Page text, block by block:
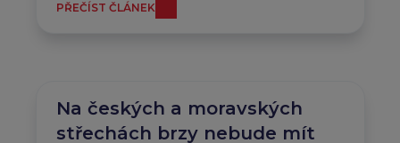
PŘEČÍST ČLÁNEK
Na českých a moravských
střechách brzy nebude mít